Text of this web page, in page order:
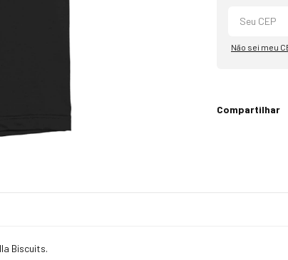
Não sei meu
Compartilhar
Biscuits.